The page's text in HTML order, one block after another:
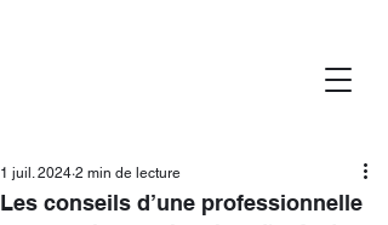
Les conseils d’une professionnelle
1 juil. 2024 2 min de lecture